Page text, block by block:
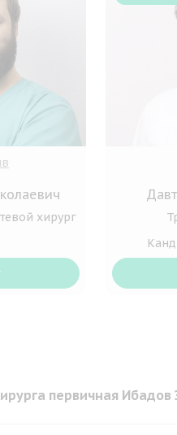
хирург
первичная Ибадов